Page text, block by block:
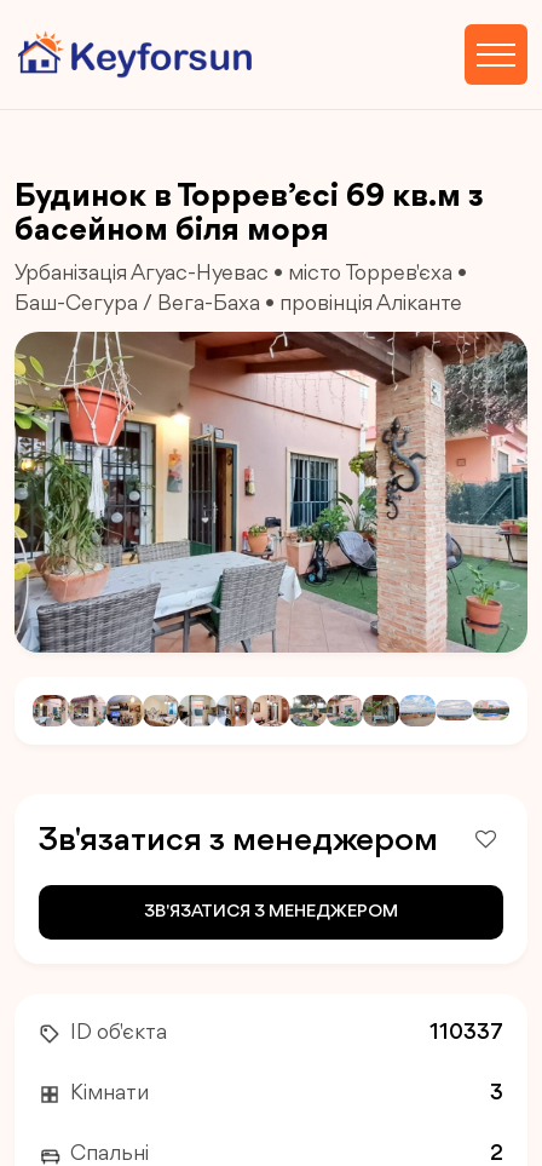
Будинок в Торрев’єсі 69 кв.м з
басейном біля моря
Урбанізація Агуас-Нуевас • місто Торрев'єха •
Баш-Сегура / Вега-Баха • провінція Аліканте
Зв'язатися з менеджером
ЗВ'ЯЗАТИСЯ З МЕНЕДЖЕРОМ
ID об'єкта 110337
Кімнати 3
Спальні 2